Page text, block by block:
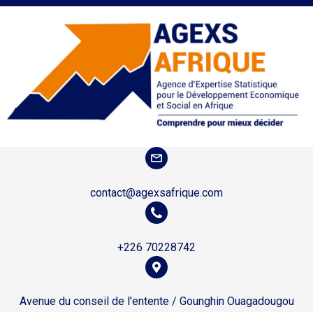
contact@agexsafrique.com
+226 70228742
Avenue du conseil de l'entente / Gounghin Ouagadougou